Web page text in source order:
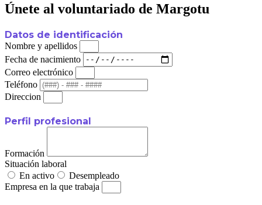
Únete al voluntariado de Margotu
Datos de identificación
Nombre y apellidos
Fecha de nacimiento
Correo electrónico
Teléfono
Direccion
Perfil profesional
Formación
Situación laboral
En activo
Desempleado
Empresa en la que trabaja